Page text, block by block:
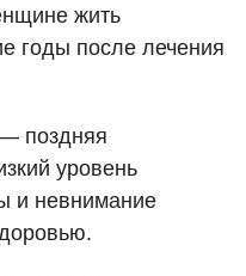
жить
годы после лечения
поздняя
уровень
и невнимание